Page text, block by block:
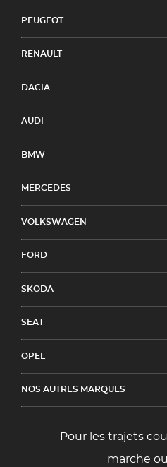
PEUGEOT
RENAULT
DACIA
AUDI
BMW
MERCEDES
VOLKSWAGEN
FORD
SKODA
SEAT
OPEL
NOS AUTRES MARQUES
Pour les trajets
marche